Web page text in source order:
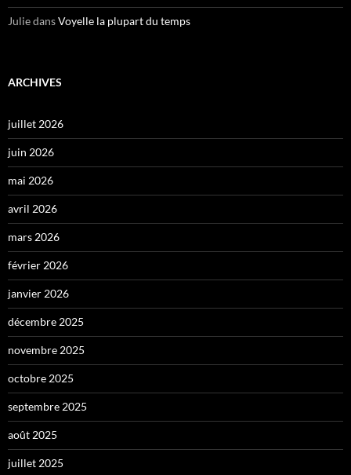
JuliedansVoyelle la plupart du temps
ARCHIVES
juillet 2026
juin 2026
mai 2026
avril 2026
mars 2026
février 2026
janvier 2026
décembre 2025
novembre 2025
octobre 2025
septembre 2025
août 2025
juillet 2025